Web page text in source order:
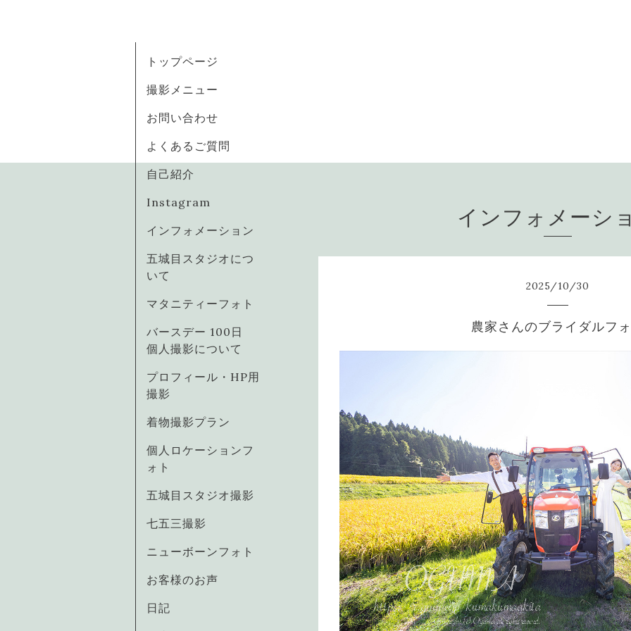
トップページ
撮影メニュー
お問い合わせ
よくあるご質問
自己紹介
Instagram
インフォメーション
五城目スタジオにつ
いて
マタニティーフォト
バースデー 100日
個人撮影について
プロフィール・HP用
撮影
着物撮影プラン
個人ロケーションフ
ォト
五城目スタジオ撮影
七五三撮影
ニューボーンフォト
お客様のお声
日記
インフォメーシ
2025/10/30
農家さんのブライダルフ